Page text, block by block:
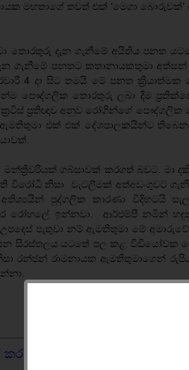
මහතාගේ තවත් එක් ‘මෙගා බොරුවක්’
තොරතුරු දැන ගැනීමේ අයිතිය පනත
පනතට කතානායකතුමා අත්සන්
4 දා සිට තමයි මේ පනත
පෞද්ගලික තොරතුරු ලබා දීම
ප්‍රතිඥාව අනුව රෝගින්ගේ
එක් එක් දේශපාලකයින්ට තිබෙන
ගබ්සාවක් කරගත් බවට. මා
නිසා වැටලීමක් අත්අඩංගුවට
පුද්ගලික කාරණා විදිහටයි
රෝහලේ ඉන්නවා. ආර්එම්පී නමින්
පැතුවා නම් ඇමතිතුමා මේ
සිරස්තලය යටතේ පල කළ වීඩියෝවක
රන්ජන් රාමනායක ඇමතිතුමාගෙන්
කරන්න.